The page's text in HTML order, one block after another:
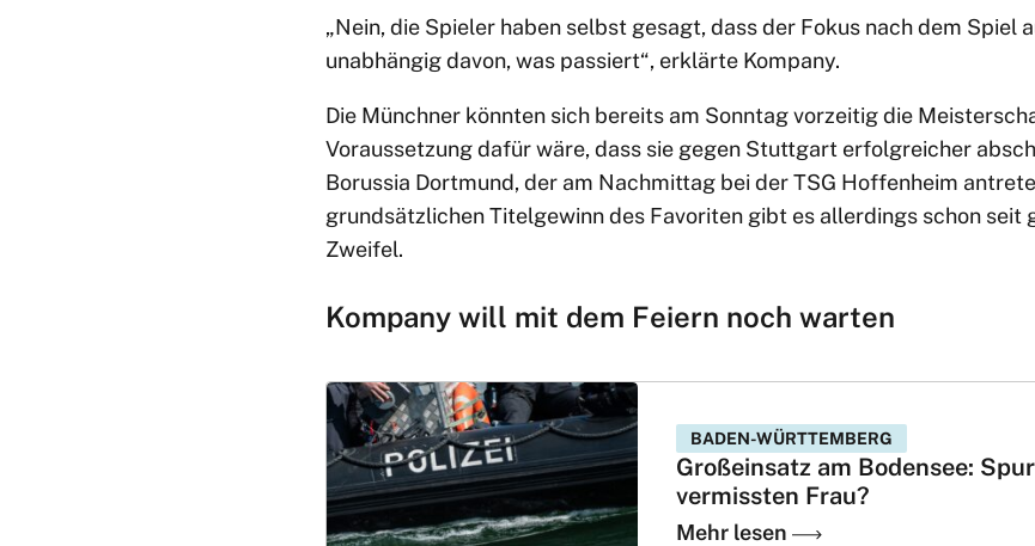
„Nein, die Spieler haben selbst gesagt, dass der Fokus nach dem Spiel
unabhängig davon, was passiert“, erklärte Kompany.
Die Münchner könnten sich bereits am Sonntag vorzeitig die
Voraussetzung dafür wäre, dass sie gegen Stuttgart erfolgreicher
Borussia Dortmund, der am Nachmittag bei der TSG Hoffenheim
grundsätzlichen Titelgewinn des Favoriten gibt es allerdings schon seit
Zweifel.
Kompany will mit dem Feiern noch warten
BADEN-WÜRTTEMBERG
Großeinsatz am Bodensee:
vermissten Frau?
Mehr lesen